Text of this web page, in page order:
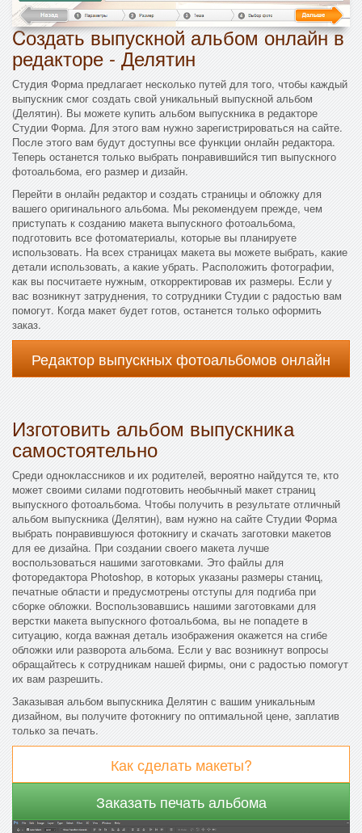
Cоздать выпускной альбом онлайн в
редакторе - Делятин
Студия Форма предлагает несколько путей для того, чтобы каждый
выпускник смог создать свой уникальный выпускной альбом
(Делятин). Вы можете купить альбом выпускника в редакторе
Студии Форма. Для этого вам нужно зарегистрироваться на сайте.
После этого вам будут доступны все функции онлайн редактора.
Теперь останется только выбрать понравившийся тип выпускного
фотоальбома, его размер и дизайн.
Перейти в онлайн редактор и создать страницы и обложку для
вашего оригинального альбома. Мы рекомендуем прежде, чем
приступать к созданию макета выпускного фотоальбома,
подготовить все фотоматериалы, которые вы планируете
использовать. На всех страницах макета вы можете выбрать, какие
детали использовать, а какие убрать. Расположить фотографии,
как вы посчитаете нужным, откорректировав их размеры. Если у
вас возникнут затруднения, то сотрудники Студии с радостью вам
помогут. Когда макет будет готов, останется только оформить
заказ.
Редактор выпускных фотоальбомов онлайн
Изготовить альбом выпускника
самостоятельно
Среди одноклассников и их родителей, вероятно найдутся те, кто
может своими силами подготовить необычный макет страниц
выпускного фотоальбома. Чтобы получить в результате отличный
альбом выпускника (Делятин), вам нужно на сайте Студии Форма
выбрать понравившуюся фотокнигу и скачать заготовки макетов
для ее дизайна. При создании своего макета лучше
воспользоваться нашими заготовками. Это файлы для
фоторедактора Photoshop, в которых указаны размеры станиц,
печатные области и предусмотрены отступы для подгиба при
сборке обложки. Воспользовавшись нашими заготовками для
верстки макета выпускного фотоальбома, вы не попадете в
ситуацию, когда важная деталь изображения окажется на сгибе
обложки или разворота альбома. Если у вас возникнут вопросы
обращайтесь к сотрудникам нашей фирмы, они с радостью помогут
их вам разрешить.
Заказывая альбом выпускника Делятин с вашим уникальным
дизайном, вы получите фотокнигу по оптимальной цене, заплатив
только за печать.
Как сделать макеты?
Заказать печать альбома